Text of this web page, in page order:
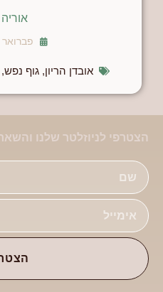
אוריה
פברואר 15, 2024
אובדן הריון,גוף נפש,
הצטרפי לניוזלטר שלנו